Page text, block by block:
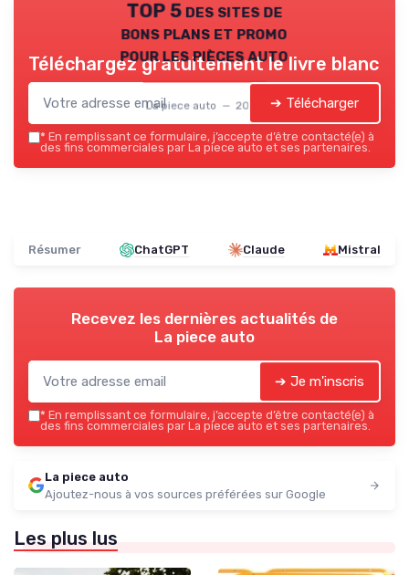
TOP 5 des sites de
bons plans et promo
pour les pièces auto
La piece auto — 2026
Téléchargez gratuitement le livre blanc
➔ Télécharger
* En remplissant ce formulaire, j’accepte d’être contacté(e) à
des fins commerciales par La piece auto et ses partenaires.
Résumer ChatGPT Claude Mistral
Recevez les dernières actualités de
La piece auto
➔ Je m'inscris
* En remplissant ce formulaire, j’accepte d’être contacté(e) à
des fins commerciales par La piece auto et ses partenaires.
La piece auto
Ajoutez-nous à vos sources préférées sur Google
Les plus lus